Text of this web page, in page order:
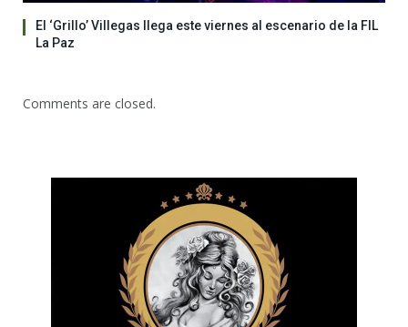
El ‘Grillo’ Villegas llega este viernes al escenario de la FIL
La Paz
Comments are closed.